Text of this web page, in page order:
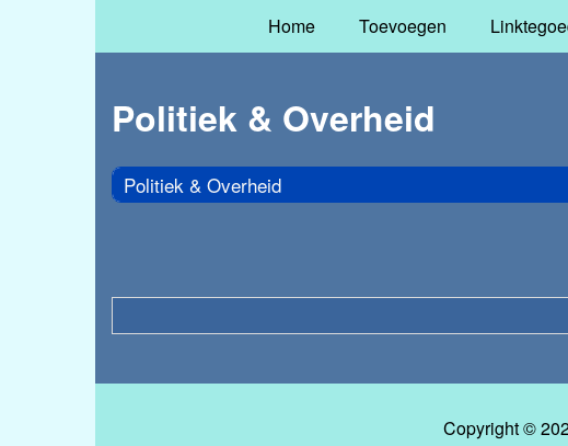
Home Toevoegen
Politiek & Overheid
Politiek & Overheid
Copyright ©